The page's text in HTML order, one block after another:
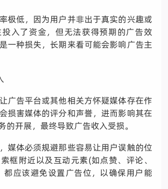
极低，因为用户并非出于真实的兴趣或
入了资金，但无法获得预期的广告效
一种损失，长期来看可能会影响广告主
广告平台或其他相关方怀疑媒体存在作
损害媒体的评分和声誉，进而影响其在
的开展，最终导致广告收入受损。
媒体必须规避那些容易让用户误触的位
框附近以及互动元素(如点赞、评论、
应该避免设置广告位，以确保用户能